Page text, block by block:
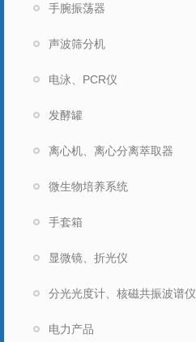
手腕振荡器
声波筛分机
电泳、PCR仪
发酵罐
离心机、离心分离萃取器
微生物培养系统
手套箱
显微镜、折光仪
分光光度计、核磁共振波谱仪
电力产品